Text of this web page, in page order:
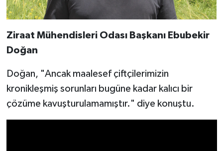
Ziraat Mühendisleri Odası Başkanı Ebubekir
Doğan
Doğan, "Ancak maalesef çiftçilerimizin
kronikleşmiş sorunları bugüne kadar kalıcı bir
çözüme kavuşturulamamıştır." diye konuştu.